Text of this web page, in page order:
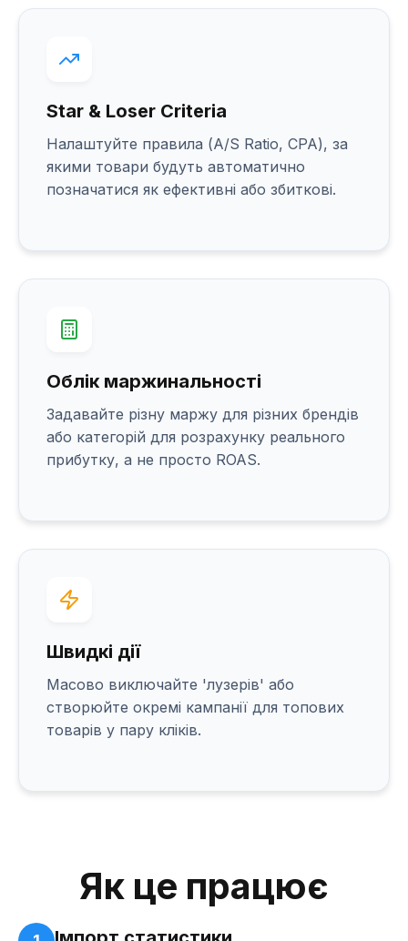
Star & Loser Criteria
Налаштуйте правила (A/S Ratio, CPA), за
якими товари будуть автоматично
позначатися як ефективні або збиткові.
Облік маржинальності
Задавайте різну маржу для різних брендів
або категорій для розрахунку реального
прибутку, а не просто ROAS.
Швидкі дії
Масово виключайте 'лузерів' або
створюйте окремі кампанії для топових
товарів у пару кліків.
Як це працює